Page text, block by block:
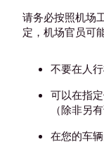
请务必按照机场
定，机场官员可
不要在人
可以在指
（除非另
在您的车